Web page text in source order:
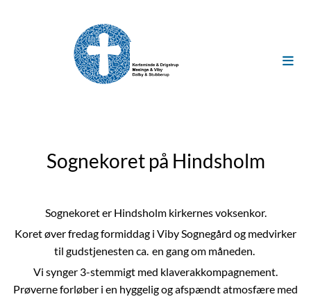
Sognekoret på Hindsholm
Sognekoret er Hindsholm kirkernes voksenkor.
Koret øver fredag formiddag i Viby Sognegård og medvirker
til gudstjenesten ca. en gang om måneden.
Vi synger 3-stemmigt med klaverakkompagnement.
Prøverne forløber i en hyggelig og afspændt atmosfære med